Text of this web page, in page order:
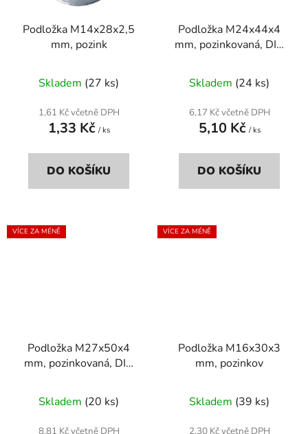
Podložka M14x28x2,5
mm, pozink
Skladem (27 ks)
1,61 Kč včetně DPH
1,33 Kč / ks
DO KOŠÍKU
Podložka M24x44x4
mm, pozinkovaná, DIN
Skladem (24 ks)
6,17 Kč včetně DPH
5,10 Kč / ks
DO KOŠÍKU
VÍCE ZA MÉNĚ
Podložka M27x50x4
mm, pozinkovaná, DIN
Skladem (20 ks)
8,81 Kč včetně DPH
VÍCE ZA MÉNĚ
Podložka M16x30x3
mm, pozinkov
Skladem (39 ks)
2,30 Kč včetně DPH